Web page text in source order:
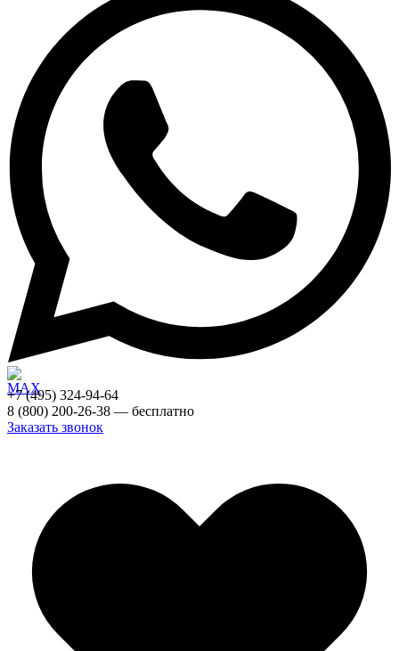
+7 (495) 324-94-64
8 (800) 200-26-38 — бесплатно
Заказать звонок